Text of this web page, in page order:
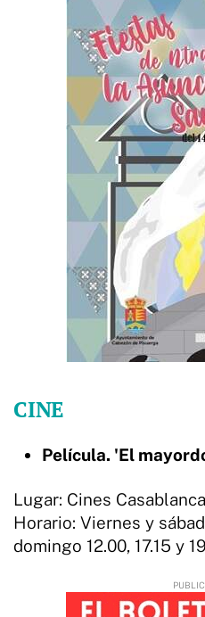
CINE
Película. 'El
Lugar: Cines
Horario: Viernes y
domingo 12.00, 17.15 y